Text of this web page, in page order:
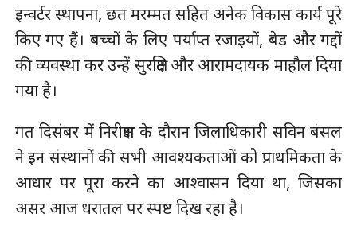
इन्वर्टर स्थापना, छत मरम्मत सहित अनेक विकास कार्य पूरे
किए गए हैं। बच्चों के लिए पर्याप्त रजाइयों, बेड और गद्दों
की व्यवस्था कर उन्हें सुरक्षित और आरामदायक माहौल दिया
गया है।
गत दिसंबर में निरीक्षण के दौरान जिलाधिकारी सविन बंसल
ने इन संस्थानों की सभी आवश्यकताओं को प्राथमिकता के
आधार पर पूरा करने का आश्वासन दिया था, जिसका
असर आज धरातल पर स्पष्ट दिख रहा है।